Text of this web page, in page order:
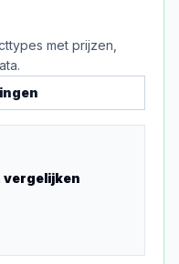
met prijzen,
vergelijken